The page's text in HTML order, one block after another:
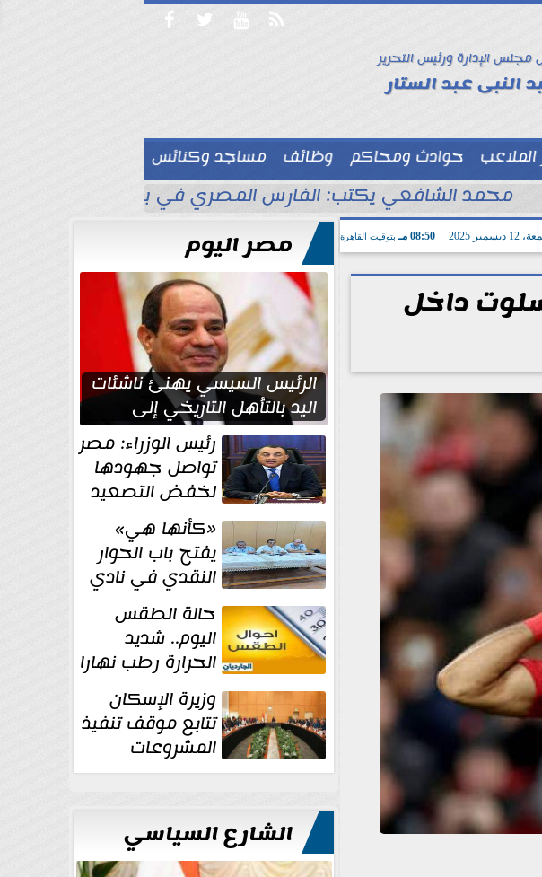
   
مجلس الإدارة ورئيس التحرير
النبى عبد الستار
الملاعب حوادث ومحاكم وظائف
مساجد وكنائس

محمد الشافعي يكتب: الفارس المصري في بلاد الأناضول
ديسمبر 2025 08:50 مـ بتوقيت القاهرة
داخل
مصر اليوم
الرئيس السيسي يهنئ ناشئات
اليد بالتأهل التاريخي إلى
نصف نهائي كأس العالم
رئيس الوزراء: مصر
تواصل جهودها
لخفض التصعيد
والحفاظ على
الاستقرار الإقليمي«كأنها هي»
يفتح باب الحوار
النقدي في نادي
أدب مصر الجديدة
حالة الطقس
اليوم.. شديد
الحرارة رطب نهارا
مائل للحرارة رطب
ليلا.. و... وزيرة الإسكان
تتابع موقف تنفيذ
المشروعات
والخطة
للتعميرالشارع السياسي